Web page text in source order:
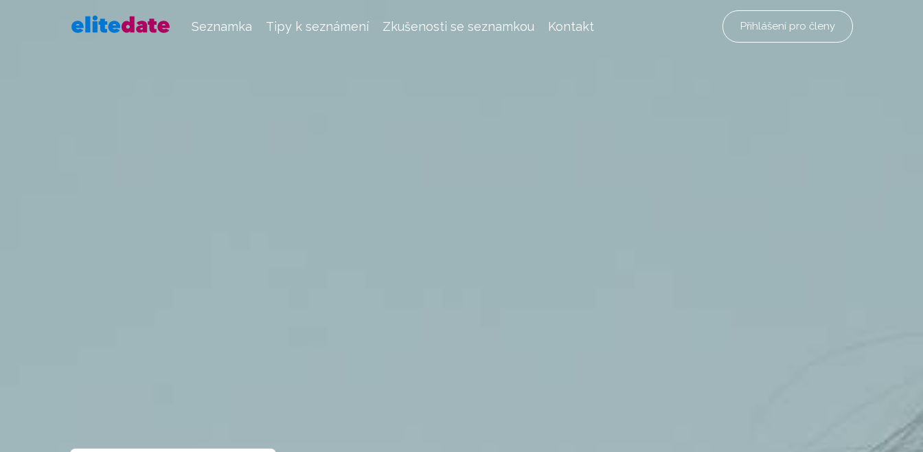
Seznamka Tipy k seznámení Zkušenosti se seznamkou Kontakt Přihlášení pro členy